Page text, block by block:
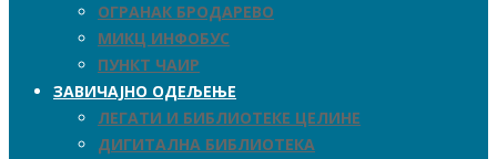
ОГРАНАК БРОДАРЕВО
МИКЦ ИНФОБУС
ПУНКТ ЧАИР
ЗАВИЧАЈНО ОДЕЉЕЊЕ
ЛЕГАТИ И БИБЛИОТЕКЕ ЦЕЛИНЕ
ДИГИТАЛНА БИБЛИОТЕКА